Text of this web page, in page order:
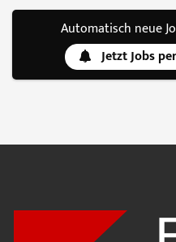
Automatisch neue
Jetzt Jobs